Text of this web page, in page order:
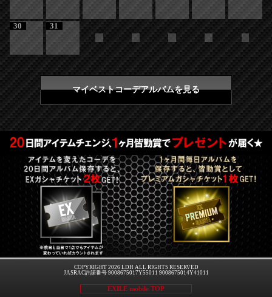
30 31
マイベストコーデアルバムを見る
COPYRIGHT 2026 LDH ALL RIGHTS RESERVED
JASRAC許諾番号 9008675017Y55011 9008675014Y41011
EXILE mobile TOP